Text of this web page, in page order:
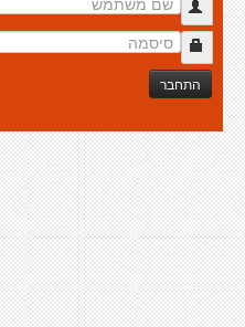
התחבר